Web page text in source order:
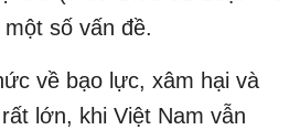
số vấn đề.
về bạo lực, xâm hại và
lớn, khi Việt Nam vẫn